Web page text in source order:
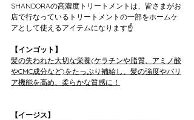
SHANDORAの高濃度トリートメントは、皆さまがお
店で行なっているトリートメントの一部をホームケ
アとして使えるアイテムになります☝️
【インゴット】
髪の失われた大切な栄養(ケラチンや脂質、アミノ酸
やCMC成分など)をたっぷり補給し、髪の強度やバリ
ア機能を高め、柔らかな質感に！
【イージス】